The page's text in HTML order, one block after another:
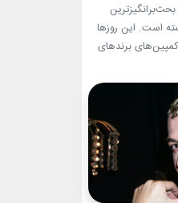
است. این روزها
برندهای
خواهید دید. با
به ابروهای